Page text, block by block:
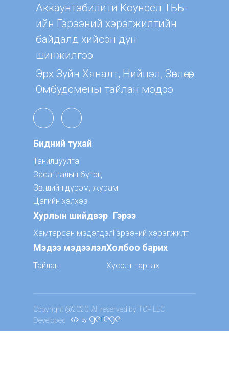
Aккаунтэбилити Коунсел ТББ-
ийн Гэрээний хэрэгжилтийн
байдалд хийсэн дүн
шинжилгээ
Эрх Зүйн Хяналт, Нийцэл, Зөвлөгөө,
Омбудсмены тайлан мэдээ
Бидний тухай
Танилцуулга
Засаглалын бүтэц
Зөвлөлийн дүрэм, журам
Цагийн хэлхээ
Хурлын шийдвэр
Хамтарсан мэдэгдэл
Гэрээ
Гэрээний хэрэгжилт
Мэдээ мэдээлэл
Тайлан
Холбоо барих
Хүсэлт гаргах
Copyright @2020. All reserved by TCP LLC
Developed
by